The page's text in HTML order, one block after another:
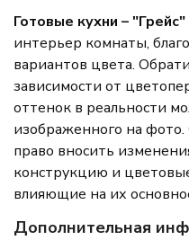
Готовые кухни – "Грейс"
интерьер комнаты,
вариантов цвета.
зависимости от
оттенок в реальности
изображенного на фото.
право вносить
конструкцию и
влияющие на их
Дополнительная